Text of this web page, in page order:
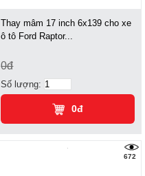
Thay mâm 17 inch 6x139 cho xe
ô tô Ford Raptor...
0đ
Số lượng:
0đ
672